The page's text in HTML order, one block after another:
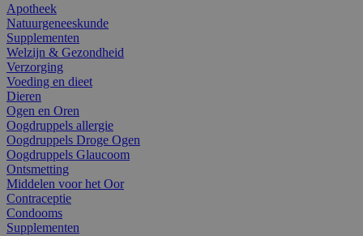
Apotheek
Natuurgeneeskunde
Supplementen
Welzijn & Gezondheid
Verzorging
Voeding en dieet
Dieren
Ogen en Oren
Oogdruppels allergie
Oogdruppels Droge Ogen
Oogdruppels Glaucoom
Ontsmetting
Middelen voor het Oor
Contraceptie
Condooms
Supplementen